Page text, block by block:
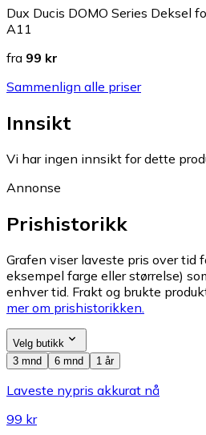
Dux Ducis DOMO Series Deksel
A11
fra 99 kr
Sammenlign alle priser
Innsikt
Vi har ingen innsikt for dette
Annonse
Prishistorikk
Grafen viser laveste pris over tid
eksempel farge eller størrelse)
enhver tid. Frakt og brukte
mer om prishistorikken.
Velg butikk
3 mnd
6 mnd 1 år
Laveste nypris akkurat nå
99 kr